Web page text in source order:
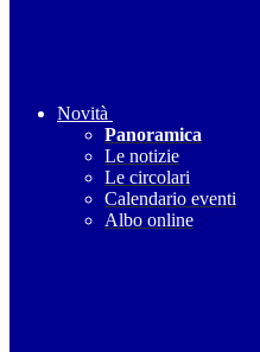
Novità
Panoramica
Le notizie
Le circolari
Calendario eventi
Albo online